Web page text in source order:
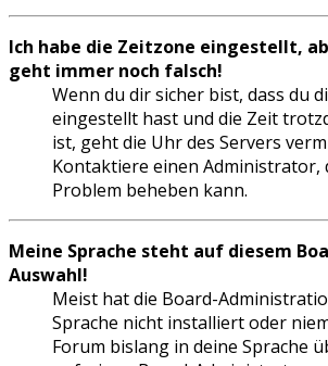
Ich habe die Zeitzone eingestellt,
geht immer noch falsch!
Wenn du dir sicher bist, dass du
eingestellt hast und die Zeit
ist, geht die Uhr des Servers
Kontaktiere einen Administrator,
Problem beheben kann.
Meine Sprache steht auf diesem
Auswahl!
Meist hat die Board-
Sprache nicht installiert oder
Forum bislang in deine Sprache